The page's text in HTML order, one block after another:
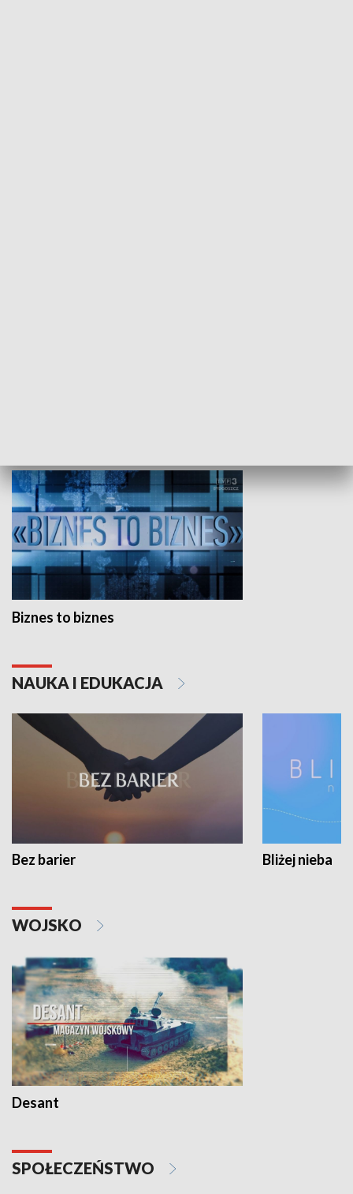
Biznes to biznes
NAUKA I EDUKACJA
Bez barier Bliżej nieba
WOJSKO
Desant
SPOŁECZEŃSTWO